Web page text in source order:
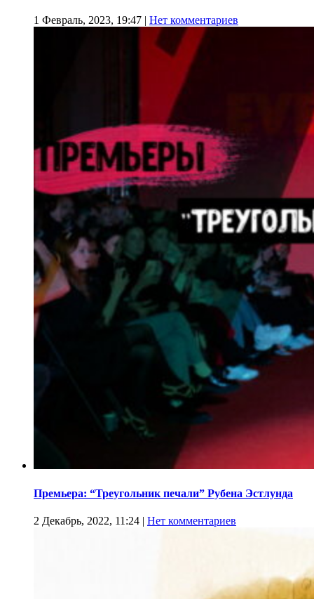
1 Февраль, 2023, 19:47 | Нет комментариев
Премьера: “Треугольник печали” Рубена Эстлунда
2 Декабрь, 2022, 11:24 | Нет комментариев